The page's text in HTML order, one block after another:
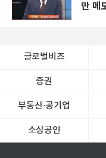
만 메
글로벌비즈
증권
부동산·공기업
소상공인